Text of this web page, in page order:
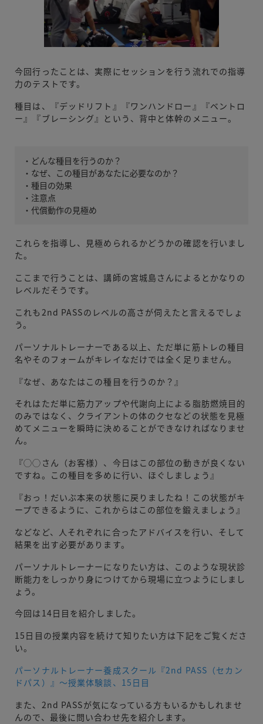
今回行ったことは、実際にセッションを行う流れでの指導
力のテストです。
種目は、『デッドリフト』『ワンハンドロー』『ベントロ
ー』『ブレーシング』という、背中と体幹のメニュー。
・どんな種目を行うのか？
・なぜ、この種目があなたに必要なのか？
・種目の効果
・注意点
・代償動作の見極め
これらを指導し、見極められるかどうかの確認を行いまし
た。
ここまで行うことは、講師の宮城島さんによるとかなりの
レベルだそうです。
これも2nd PASSのレベルの高さが伺えたと言えるでしょ
う。
パーソナルトレーナーである以上、ただ単に筋トレの種目
名やそのフォームがキレイなだけでは全く足りません。
『なぜ、あなたはこの種目を行うのか？』
それはただ単に筋力アップや代謝向上による脂肪燃焼目的
のみではなく、クライアントの体のクセなどの状態を見極
めてメニューを瞬時に決めることができなければなりませ
ん。
『◯◯さん（お客様）、今日はこの部位の動きが良くない
ですね。この種目を多めに行い、ほぐしましょう』
『おっ！だいぶ本来の状態に戻りましたね！この状態がキ
ープできるように、これからはこの部位を鍛えましょう』
などなど、人それぞれに合ったアドバイスを行い、そして
結果を出す必要があります。
パーソナルトレーナーになりたい方は、このような現状診
断能力をしっかり身につけてから現場に立つようにしまし
ょう。
今回は14日目を紹介しました。
15日目の授業内容を続けて知りたい方は下記をご覧くださ
い。
パーソナルトレーナー養成スクール『2nd PASS（セカン
ドパス）』〜授業体験談、15日目
また、2nd PASSが気になっている方もいるかもしれませ
んので、最後に問い合わせ先を紹介します。